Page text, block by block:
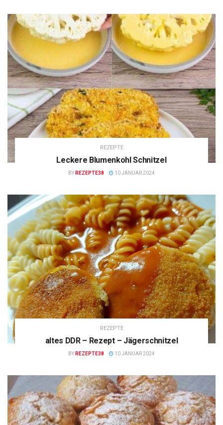
REZEPTE
Leckere Blumenkohl Schnitzel
BY REZEPTE38 10 JANUAR 2024
REZEPTE
altes DDR – Rezept – Jägerschnitzel
BY REZEPTE38 10 JANUAR 2024